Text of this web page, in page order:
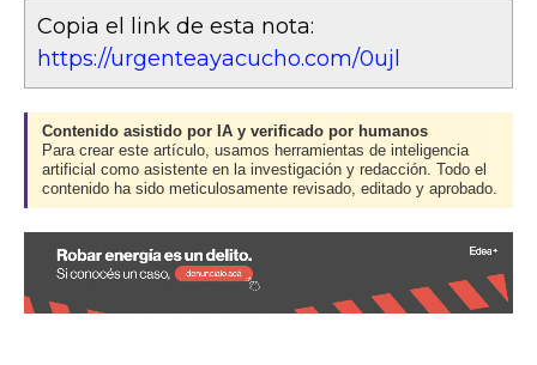
Copia el link de esta nota:
https://urgenteayacucho.com/0ujl
Contenido asistido por IA y verificado por humanos
Para crear este artículo, usamos herramientas de inteligencia
artificial como asistente en la investigación y redacción. Todo el
contenido ha sido meticulosamente revisado, editado y aprobado.